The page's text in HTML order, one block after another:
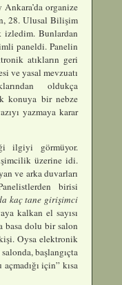
organize
28. Ulusal Bilişim
izledim. Bunlardan
paneldi. Panelin
atıkların geri
ve yasal mevzuatı
oldukça
konuya bir nebze
yazmaya karar
ilgiyi görmüyor.
üzerine idi.
ve arka duvarları
birisi
kaç tane girişimci
kalkan el sayısı
basa dolu bir salon
Oysa elektronik
başlangıçta
için” kısa